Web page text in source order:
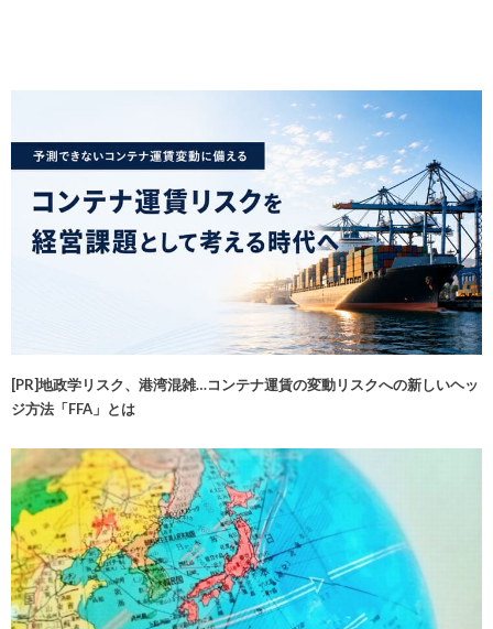
[PR]地政学リスク、港湾混雑…コンテナ運賃の変動リスクへの新しいヘッ
ジ方法「FFA」とは